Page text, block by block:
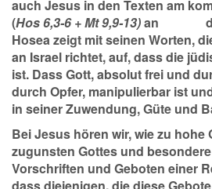
auch Jesus in den Texten am
(Hos 6,3-6 + Mt 9,9-13)an die
Hosea zeigt mit seinen Worten,
an Israel richtet, auf, dass die
ist. Dass Gott, absolut frei und
durch Opfer, manipulierbar ist
in seiner Zuwendung, Güte und
Bei Jesus hören wir, wie zu hohe
zugunsten Gottes und
Vorschriften und Geboten einer